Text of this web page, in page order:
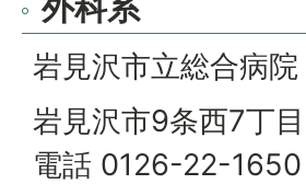
岩見沢市立総合病院
岩見沢市9条西7丁目
電話 0126-22-1650